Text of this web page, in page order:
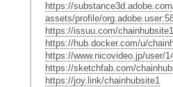
https://
assets/profile/
https://issuu.com/chainhubsite1
https://hub.docker.com/u/
https://www.nicovideo.jp/user/
https://sketchfab.com/
https://joy.link/chainhubsite1